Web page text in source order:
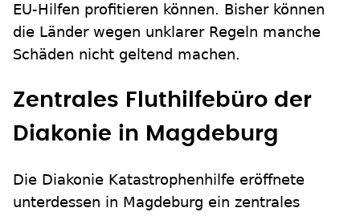
EU-Hilfen profitieren können. Bisher können
die Länder wegen unklarer Regeln manche
Schäden nicht geltend machen.
Zentrales Fluthilfebüro der
Diakonie in Magdeburg
Die Diakonie Katastrophenhilfe eröffnete
unterdessen in Magdeburg ein zentrales